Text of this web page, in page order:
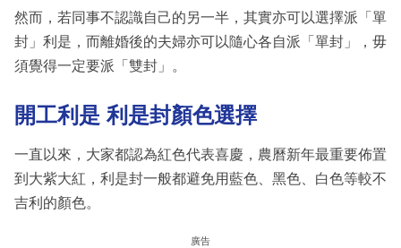
然而，若同事不認識自己的另一半，其實亦可以選擇派「單
封」利是，而離婚後的夫婦亦可以隨心各自派「單封」，毋
須覺得一定要派「雙封」。
開工利是利是封顏色選擇
一直以來，大家都認為紅色代表喜慶，農曆新年最重要佈置
到大紫大紅，利是封一般都避免用藍色、黑色、白色等較不
吉利的顏色。
廣告